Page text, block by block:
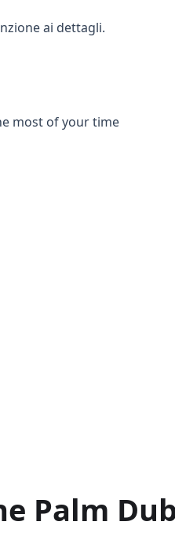
ai dettagli.
most of your time
Palm